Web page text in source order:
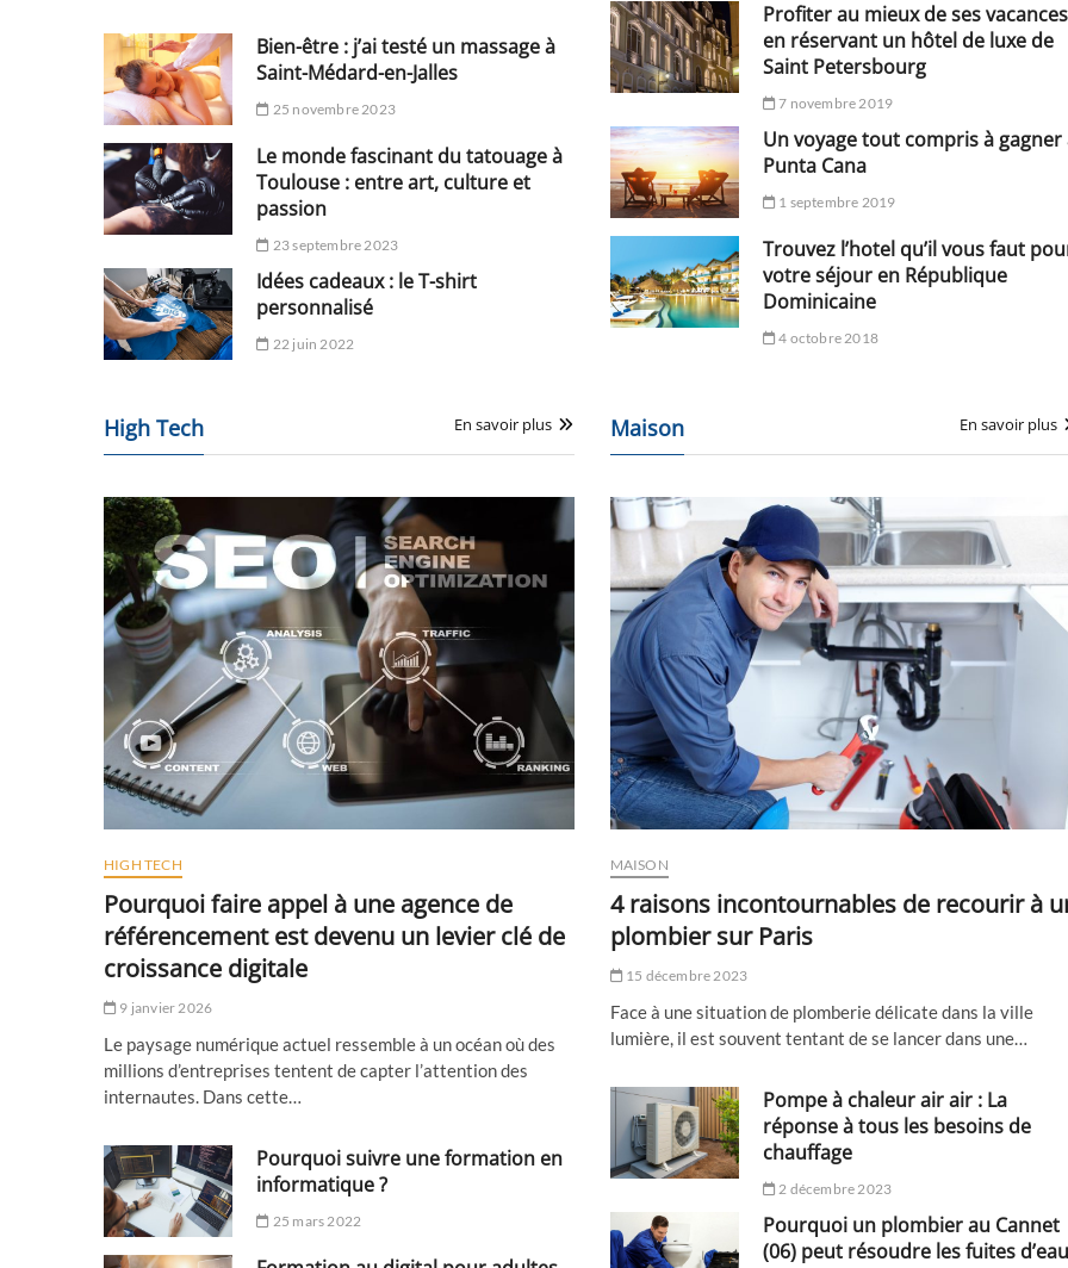
Bien-être : j’ai testé un massage à
Saint-Médard-en-Jalles
25 novembre 2023
Le monde fascinant du tatouage à
Toulouse : entre art, culture et
passion
23 septembre 2023
Idées cadeaux : le T-shirt
personnalisé
22 juin 2022
Profiter au mieux de ses vacances
en réservant un hôtel de luxe de
Saint Petersbourg
7 novembre 2019
Un voyage tout compris à gagner
Punta Cana
1 septembre 2019
Trouvez l’hotel qu’il vous faut
votre séjour en République
Dominicaine
4 octobre 2018
High Tech En savoir plus
HIGH TECH
Pourquoi faire appel à une agence de
référencement est devenu un levier clé de
croissance digitale
9 janvier 2026
Le paysage numérique actuel ressemble à un océan où des
millions d’entreprises tentent de capter l’attention des
internautes. Dans cette…
Pourquoi suivre une formation en
informatique ?
25 mars 2022
Maison En savoir plus
MAISON
4 raisons incontournables de recourir à
plombier sur Paris
15 décembre 2023
Face à une situation de plomberie délicate dans la ville
lumière, il est souvent tentant de se lancer dans une…
Pompe à chaleur air air : La
réponse à tous les besoins de
chauffage
2 décembre 2023
Pourquoi un plombier au Cannet
(06) peut résoudre les fuites d’eau